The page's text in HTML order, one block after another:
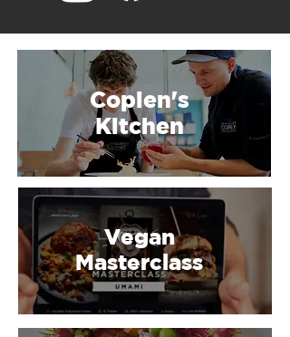
Copien's
Kitchen
Vegan
Masterclass